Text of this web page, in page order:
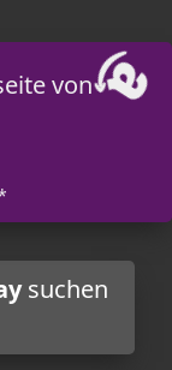
von
suchen